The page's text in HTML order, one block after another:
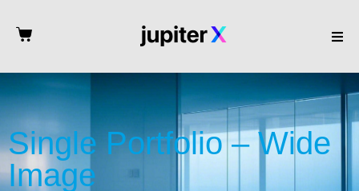
Single Portfolio – Wide
Image